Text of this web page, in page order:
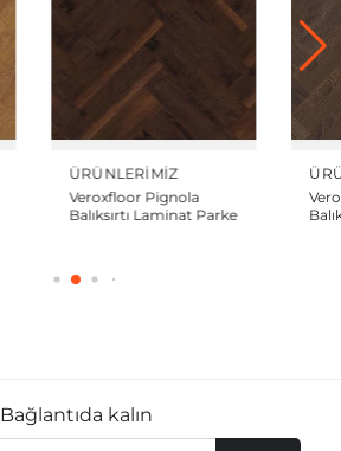
ÜRÜNLERIMIZ
Veroxfloor Famous
Balıksırtı Laminat Parke
Bağlantıda kalın